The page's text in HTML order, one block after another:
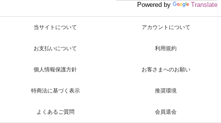
Powered by Translate
当サイトについて アカウントについて
お支払いについて 利用規約
個人情報保護方針 お客さまへのお願い
特商法に基づく表示 推奨環境
よくあるご質問 会員退会